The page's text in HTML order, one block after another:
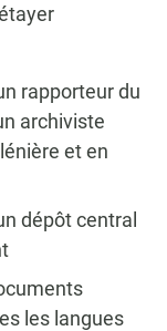
rapporteur du
archiviste
et en
dépôt central
les langues